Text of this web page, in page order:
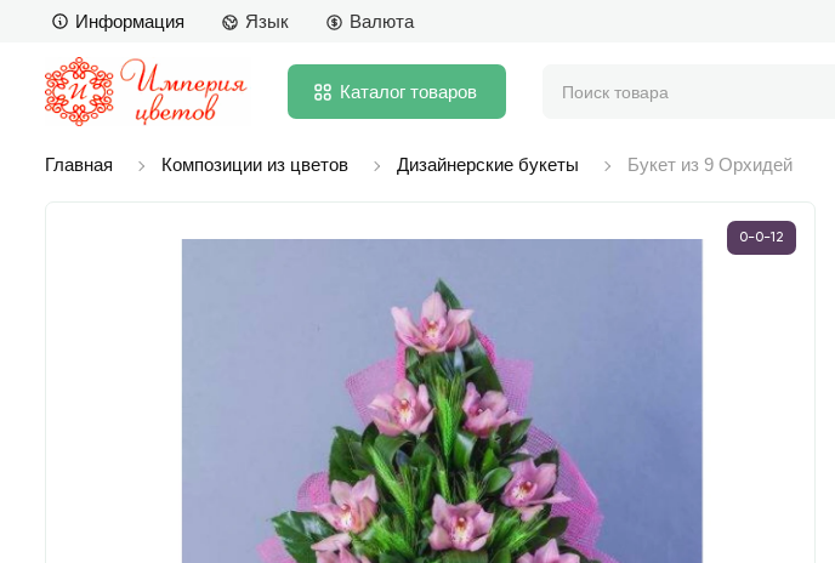
Информация Язык Валюта
Каталог товаров
Главная Композиции из цветов Дизайнерские букеты Букет из 9 Орхидей
0-0-12